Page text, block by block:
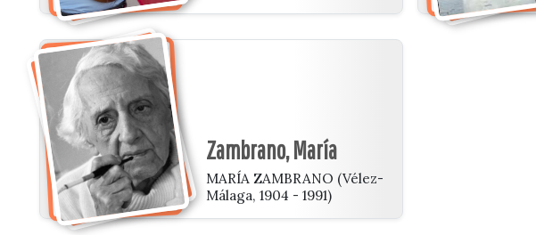
Zambrano, María
MARÍA ZAMBRANO (Vélez-
Málaga, 1904 - 1991)